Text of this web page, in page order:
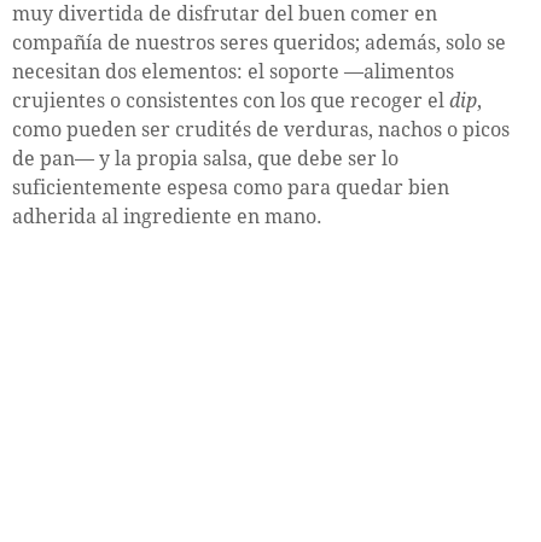
muy divertida de disfrutar del buen comer en
compañía de nuestros seres queridos; además, solo se
necesitan dos elementos: el soporte —alimentos
crujientes o consistentes con los que recoger el dip,
como pueden ser crudités de verduras, nachos o picos
de pan— y la propia salsa, que debe ser lo
suficientemente espesa como para quedar bien
adherida al ingrediente en mano.